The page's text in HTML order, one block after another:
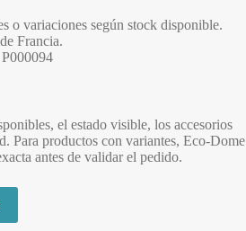
o variaciones según stock disponible.
Francia.
el estado visible, los accesorios
Para productos con variantes, Eco-Dome
antes de validar el pedido.